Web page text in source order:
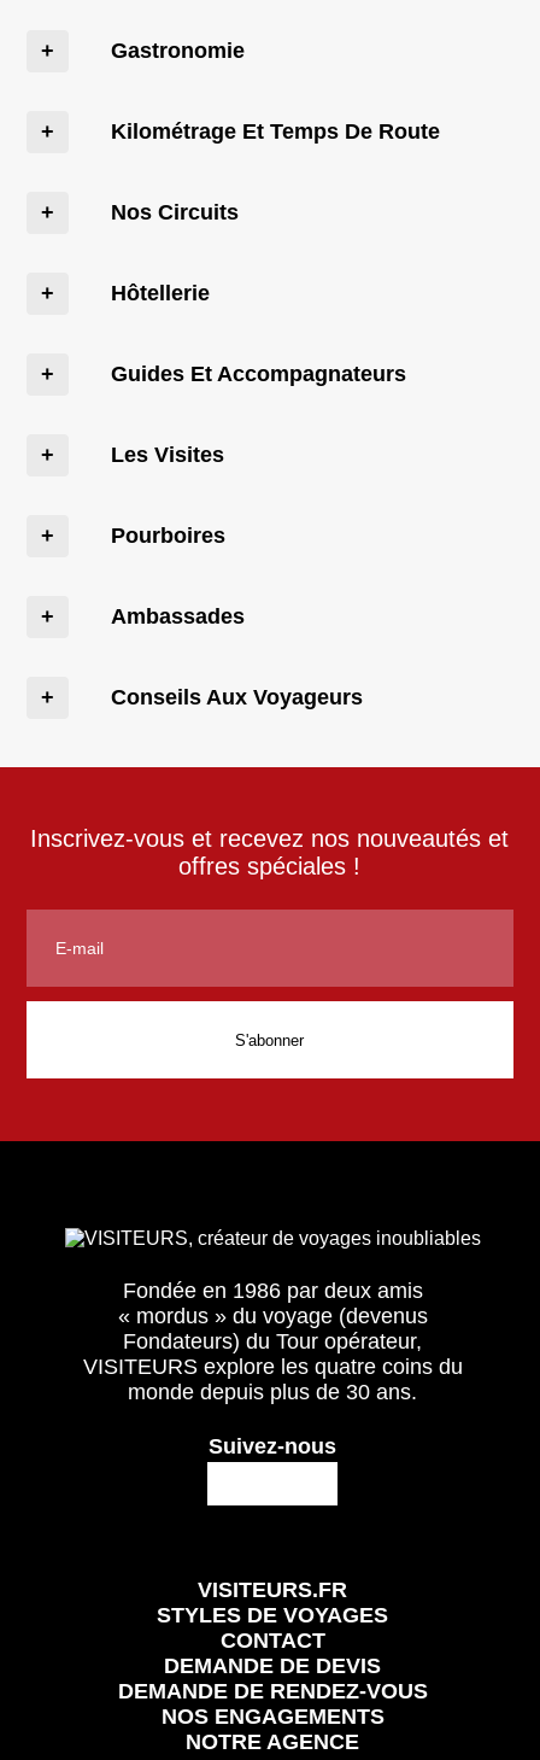
Gastronomie
Kilométrage Et Temps De Route
Nos Circuits
Hôtellerie
Guides Et Accompagnateurs
Les Visites
Pourboires
Ambassades
Conseils Aux Voyageurs
Inscrivez-vous et recevez nos nouveautés et
offres spéciales !
Fondée en 1986 par deux amis
« mordus » du voyage (devenus
Fondateurs) du Tour opérateur,
VISITEURS explore les quatre coins du
monde depuis plus de 30 ans.
Suivez-nous
VISITEURS.FR
STYLES DE VOYAGES
CONTACT
DEMANDE DE DEVIS
DEMANDE DE RENDEZ-VOUS
NOS ENGAGEMENTS
NOTRE AGENCE